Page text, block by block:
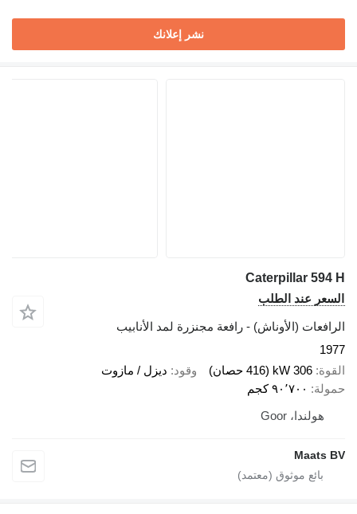
نشر إعلانك
Caterpillar 594 H
السعر عند الطلب
الرافعات (الأوناش) - رافعة مجنزرة لمد الأنابيب
1977
القوة 306 kW (416 حصان) وقود ديزل / مازوت
حمولة
٩٠٬٧٠٠ كجم
هولندا، Goor
Maats BV